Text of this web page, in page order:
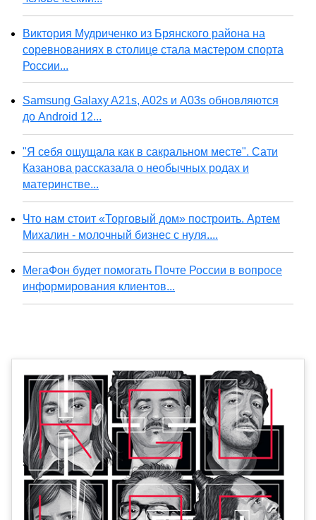
Виктория Мудриченко из Брянского района на
соревнованиях в столице стала мастером спорта
России...
Samsung Galaxy A21s, A02s и A03s обновляются
до Android 12...
"Я себя ощущала как в сакральном месте". Сати
Казанова рассказала о необычных родах и
материнстве...
Что нам стоит «Торговый дом» построить. Артем
Михалин - молочный бизнес с нуля....
МегаФон будет помогать Почте России в вопросе
информирования клиентов...